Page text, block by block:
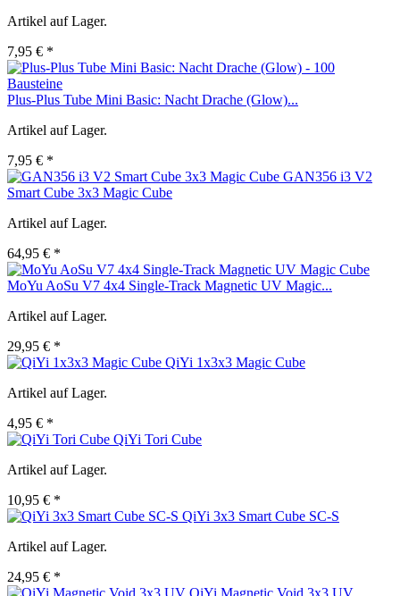
Artikel auf Lager.
7,95 € *
Plus-Plus Tube Mini Basic: Nacht Drache (Glow)...
Artikel auf Lager.
7,95 € *
GAN356 i3 V2
Smart Cube 3x3 Magic Cube
Artikel auf Lager.
64,95 € *
MoYu AoSu V7 4x4 Single-Track Magnetic UV Magic...
Artikel auf Lager.
29,95 € *
QiYi 1x3x3 Magic Cube
Artikel auf Lager.
4,95 € *
QiYi Tori Cube
Artikel auf Lager.
10,95 € *
QiYi 3x3 Smart Cube SC-S
Artikel auf Lager.
24,95 € *